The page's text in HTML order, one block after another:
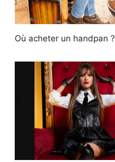
Où acheter un handpan ?